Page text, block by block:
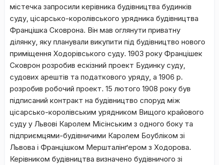
містечка запросили керівника будівництва будинків
суду, цісарсько-королівського урядника будівництва
Францішка Сковрона. Він мав оглянути приватну
ділянку, яку планували викупити під будівництво нового
приміщення Ходорівського суду. 1903 року Францішек
Сковрон розробив ескізний проект Будинку суду,
судових арештів та податкового уряду, а 1906 р.
розробив робочий проект. 15 лютого 1908 року був
підписаний контракт на будівництво споруд між
цісарсько-королівським урядником Вищого крайового
суду у Львові Каролем Місінським з одного боку та
підприємцями-будівничими Каролем Боубліком зі
Львова і Францішком Мершталінґером з Ходорова.
Керівником будівництва визначено будівничого зі